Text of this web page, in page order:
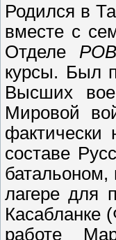
Родился в
вместе с
Отделе
курсы. Был
Высших
Мировой
составе
лагере для
Касабланке
работе